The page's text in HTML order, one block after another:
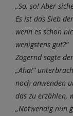
„So, so! Aber
Es ist das Sieb
wenn es schon
wenigstens gut?“
Zögernd sagte
„Aha!“
noch anwenden
das zu erzählen,
„Notwendig nun